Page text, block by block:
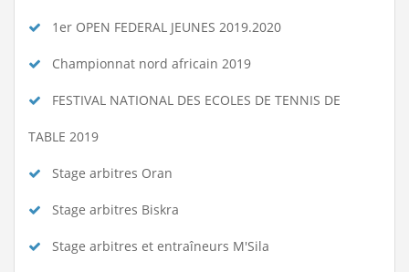
1er OPEN FEDERAL JEUNES 2019.2020
Championnat nord africain 2019
FESTIVAL NATIONAL DES ECOLES DE TENNIS DE
TABLE 2019
Stage arbitres Oran
Stage arbitres Biskra
Stage arbitres et entraîneurs M'Sila